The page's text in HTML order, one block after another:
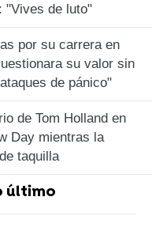
"Vives de luto"
por su carrera en
su valor sin
de pánico"
de Tom Holland en
Day mientras la
taquilla
último